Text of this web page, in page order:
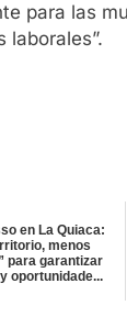
para las
laborales”.
en La Quiaca:
menos
para garantizar
oportunidade...